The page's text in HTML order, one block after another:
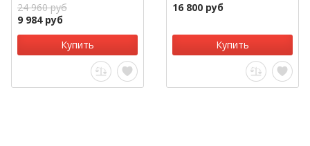
24 960 руб
9 984 руб
Купить
16 800 руб
Купить